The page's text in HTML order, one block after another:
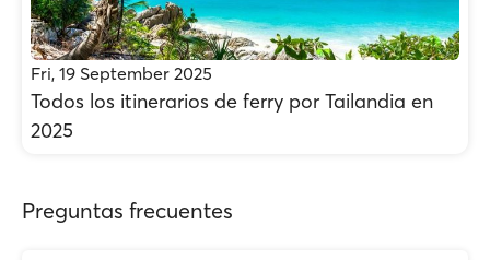
Fri, 19 September 2025
Todos los itinerarios de ferry por Tailandia en
2025
Preguntas frecuentes